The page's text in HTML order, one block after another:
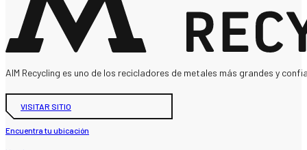
AIM Recycling es uno de los recicladores de metales más grandes y
VISITAR SITIO
Encuentra tu ubicación